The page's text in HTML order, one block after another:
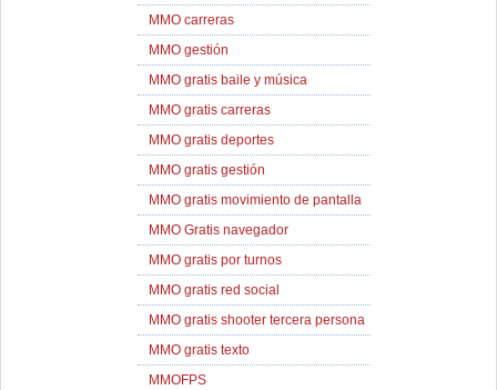
MMO carreras
MMO gestión
MMO gratis baile y música
MMO gratis carreras
MMO gratis deportes
MMO gratis gestión
MMO gratis movimiento de pantalla
MMO Gratis navegador
MMO gratis por turnos
MMO gratis red social
MMO gratis shooter tercera persona
MMO gratis texto
MMOFPS